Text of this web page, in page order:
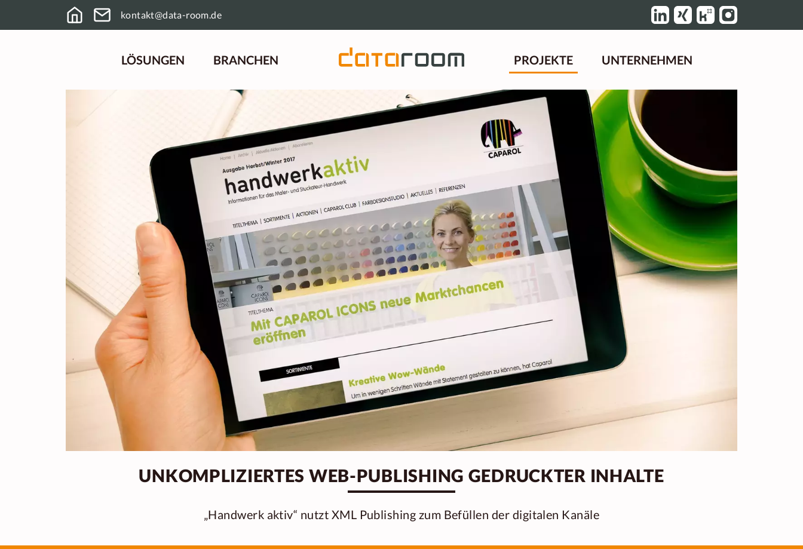
kontakt@data-room.de
LÖSUNGEN BRANCHEN PROJEKTE UNTERNEHMEN
UNKOMPLIZIERTES WEB-PUBLISHING GEDRUCKTER INHALTE
„Handwerk aktiv“ nutzt XML Publishing zum Befüllen der digitalen Kanäle